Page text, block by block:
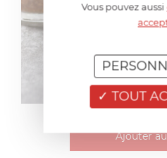
Ajouter
Vous pouvez aussi
TOUT